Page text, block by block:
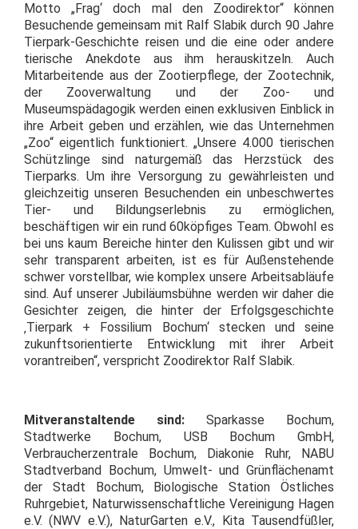
Motto „Frag‘ doch mal den Zoodirektor“ können
Besuchende gemeinsam mit Ralf Slabik durch 90 Jahre
Tierpark-Geschichte reisen und die eine oder andere
tierische Anekdote aus ihm herauskitzeln. Auch
Mitarbeitende aus der Zootierpflege, der Zootechnik,
der Zooverwaltung und der Zoo- und
Museumspädagogik werden einen exklusiven Einblick in
ihre Arbeit geben und erzählen, wie das Unternehmen
„Zoo“ eigentlich funktioniert. „Unsere 4.000 tierischen
Schützlinge sind naturgemäß das Herzstück des
Tierparks. Um ihre Versorgung zu gewährleisten und
gleichzeitig unseren Besuchenden ein unbeschwertes
Tier- und Bildungserlebnis zu ermöglichen,
beschäftigen wir ein rund 60köpfiges Team. Obwohl es
bei uns kaum Bereiche hinter den Kulissen gibt und wir
sehr transparent arbeiten, ist es für Außenstehende
schwer vorstellbar, wie komplex unsere Arbeitsabläufe
sind. Auf unserer Jubiläumsbühne werden wir daher die
Gesichter zeigen, die hinter der Erfolgsgeschichte
‚Tierpark + Fossilium Bochum‘ stecken und seine
zukunftsorientierte Entwicklung mit ihrer Arbeit
vorantreiben“, verspricht Zoodirektor Ralf Slabik.
Mitveranstaltende sind: Sparkasse Bochum,
Stadtwerke Bochum, USB Bochum GmbH,
Verbraucherzentrale Bochum, Diakonie Ruhr, NABU
Stadtverband Bochum, Umwelt- und Grünflächenamt
der Stadt Bochum, Biologische Station Östliches
Ruhrgebiet, Naturwissenschaftliche Vereinigung Hagen
e.V. (NWV e.V.), NaturGarten e.V., Kita Tausendfüßler,